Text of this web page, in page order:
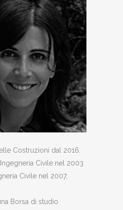
Costruzioni dal 2016.
Civile nel 2003
Civile nel 2007,
Borsa di studio